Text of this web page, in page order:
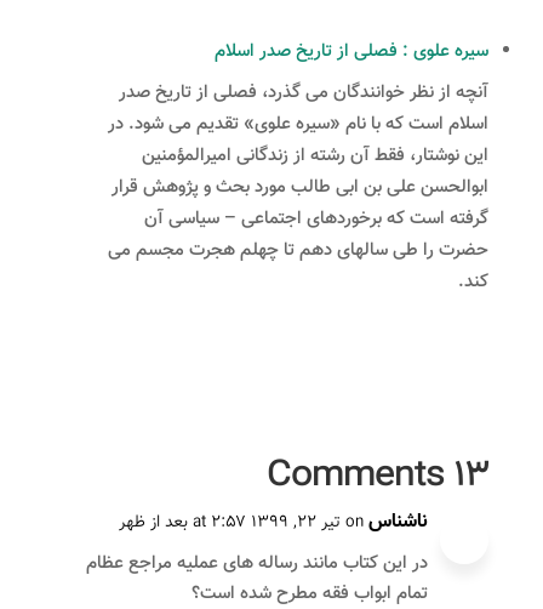
على
ابى
طالب
به
ماجرای
سقیفه
سیره علوی : فصلی از تاریخ صدر اسلام
آنچه از نظر خوانندگان مى گذرد، فصلى از تاریخ صدر
اسلام است که با نام «سیره علوى» تقدیم مى شود. در
این نوشتار، فقط آن رشته از زندگانى امیرالمؤمنین
ابوالحسن على بن ابى طالب مورد بحث و پژوهش قرار
گرفته است که برخوردهاى اجتماعى – سیاسى آن
حضرت را طى سالهاى دهم تا چهلم هجرت مجسم می
کند.
۱۳ Comments
ناشناسon تیر ۲۲, ۱۳۹۹ at ۲:۵۷ بعد از ظهر
در این کتاب مانند رساله های عملیه مراجع عظام
تمام ابواب فقه مطرح شده است؟